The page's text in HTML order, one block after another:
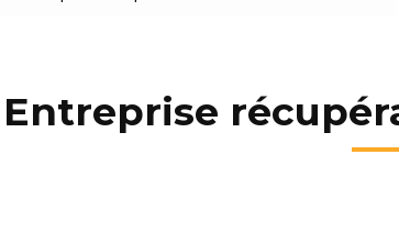
Entreprise